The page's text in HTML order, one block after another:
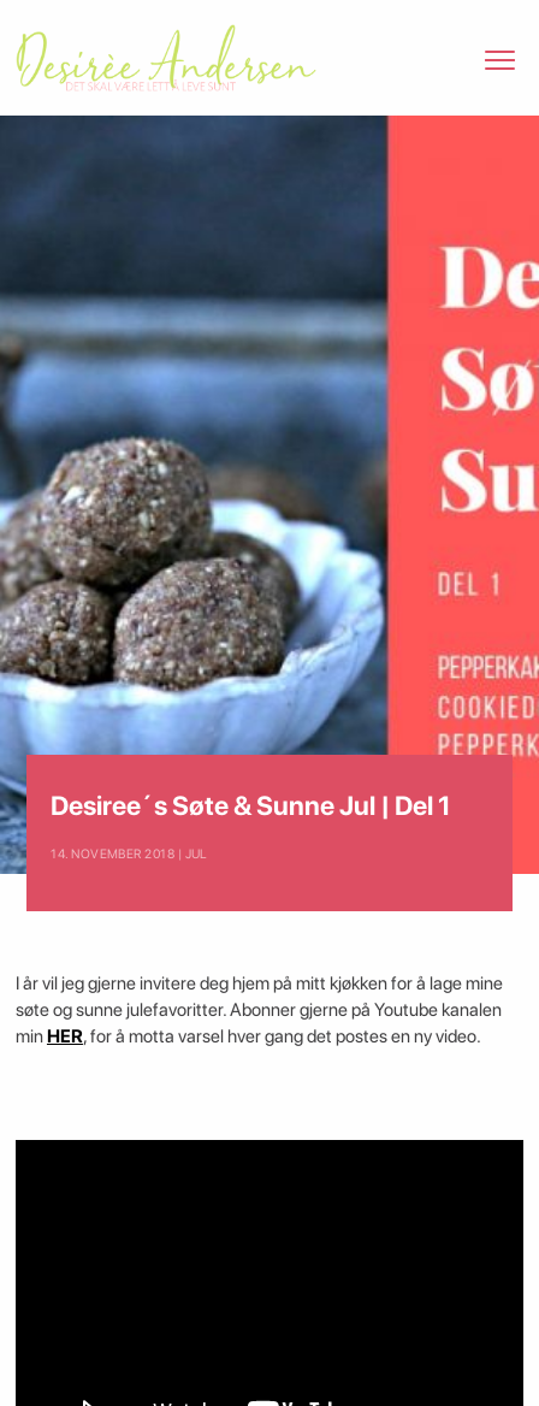
Desiree´s Søte & Sunne Jul | Del 1
14. NOVEMBER 2018 | JUL
I år vil jeg gjerne invitere deg hjem på mitt kjøkken for å lage mine
søte og sunne julefavoritter. Abonner gjerne på Youtube kanalen
minHER, for å motta varsel hver gang det postes en ny video.